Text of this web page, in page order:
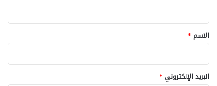
*
الاسم *
البريد الإلكتروني *